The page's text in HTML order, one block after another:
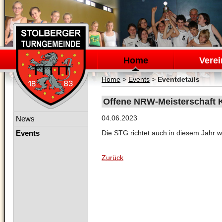
Navigation
überspringen
Home
Home> Events> Eventdetails
Offene NRW-Meisterschaft
04.06.2023
Die STG richtet auch in diesem Jahr
Zurück
Navigation
News
Events